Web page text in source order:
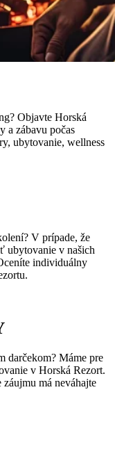
Objavte Horská
a zábavu počas
ubytovanie, wellness
V prípade, že
ubytovanie v našich
individuálny
darčekom? Máme pre
v Horská Rezort.
má neváhajte